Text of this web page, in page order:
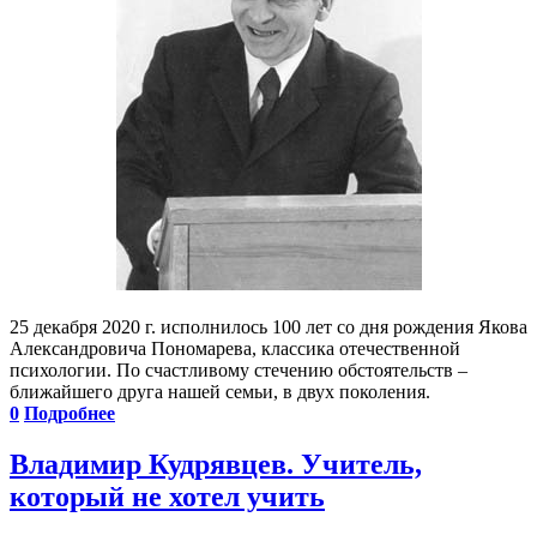
25 декабря 2020 г. исполнилось 100 лет со дня рождения Якова
Александровича Пономарева, классика отечественной
психологии. По счастливому стечению обстоятельств –
ближайшего друга нашей семьи, в двух поколения.
0 Подробнее
Владимир Кудрявцев. Учитель,
который не хотел учить